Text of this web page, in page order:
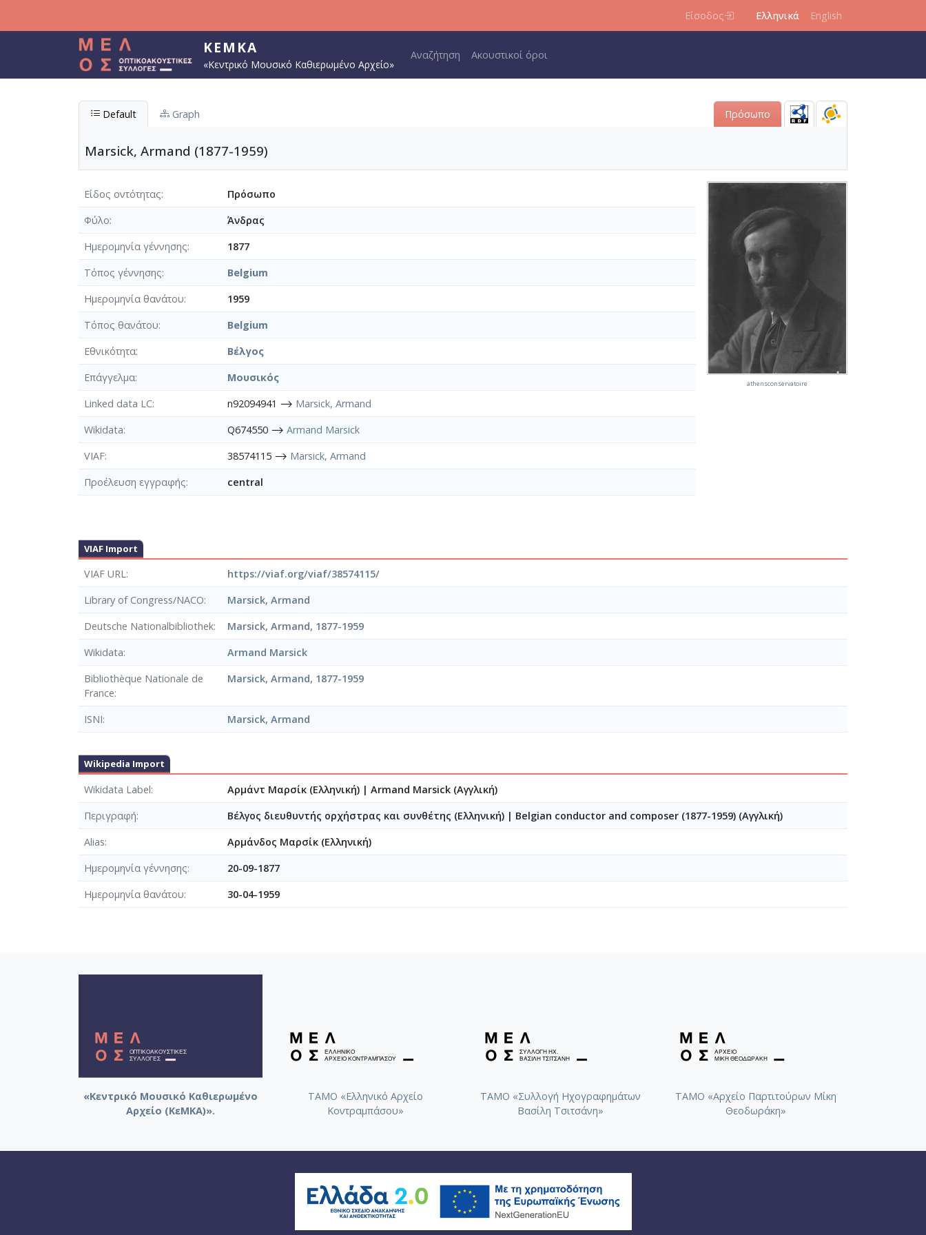
Είσοδος Ελληνικά English
ΚΕΜΚΑ
«Κεντρικό Μουσικό Καθιερωμένο Αρχείο»
Main navigation
Αναζήτηση Ακουστικοί όροι
Default Graph Πρόσωπο
Marsick, Armand (1877-1959)
Είδος οντότητας
Πρόσωπο
Φύλο
Άνδρας
Ημερομηνία γέννησης
1877
Τόπος γέννησης
Belgium
Ημερομηνία θανάτου
1959
Τόπος θανάτου
Belgium
Εθνικότητα
Βέλγος
Επάγγελμα
Μουσικός
Linked data LC
n92094941 ⟶ Marsick, Armand
Wikidata
Q674550 ⟶ Armand Marsick
VIAF
38574115 ⟶ Marsick, Armand
Προέλευση εγγραφής
central
athensconservatoire
VIAF Import
VIAF URL
https://viaf.org/viaf/38574115/
Library of Congress/NACO
Marsick, Armand
Deutsche Nationalbibliothek
Marsick, Armand, 1877-1959
Wikidata
Armand Marsick
Bibliothèque Nationale de
France
Marsick, Armand, 1877-1959
ISNI Marsick, Armand
Wikipedia Import
Wikidata Label Αρμάντ Μαρσίκ (Ελληνική) | Armand Marsick (Αγγλική)
Περιγραφή
Βέλγος διευθυντής ορχήστρας και συνθέτης (Ελληνική) | Belgian conductor and composer (1877-1959) (Αγγλική)
Alias
Αρμάνδος Μαρσίκ (Ελληνική)
Ημερομηνία γέννησης
20-09-1877
Ημερομηνία θανάτου
30-04-1959
«Κεντρικό Μουσικό Καθιερωμένο
Αρχείο (ΚεΜΚΑ)».
ΤΑΜΟ «Ελληνικό Αρχείο
Κοντραμπάσου»
ΤΑΜΟ «Συλλογή Ηχογραφημάτων
Βασίλη Τσιτσάνη»
ΤΑΜΟ «Αρχείο Παρτιτούρων Μίκη
Θεοδωράκη»